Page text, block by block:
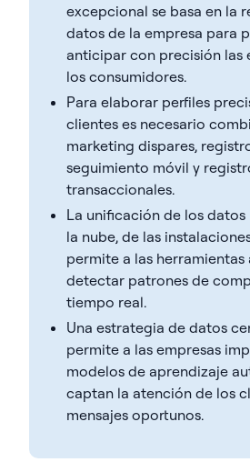
excepcional se basa en la
datos de la empresa para
anticipar con precisión las
los consumidores.
Para elaborar perfiles
clientes es necesario
marketing dispares,
seguimiento móvil y
transaccionales.
La unificación de los
la nube, de las
permite a las herramientas
detectar patrones de
tiempo real.
Una estrategia de datos
permite a las empresas
modelos de aprendizaje
captan la atención de los
mensajes oportunos.